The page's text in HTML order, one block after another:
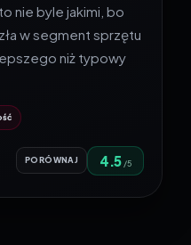
nie byle jakimi, bo
w segment sprzętu
niż typowy
PORÓWNAJ 4.5 /5